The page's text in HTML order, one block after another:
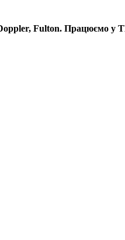
Doppler, Fulton. Працюємо